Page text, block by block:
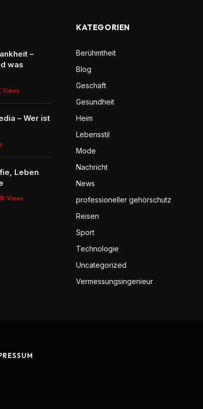
–
was
Views
– Wer ist
Leben
Views
KATEGORIEN
Berühmtheit
Blog
Geschäft
Gesundheit
Heim
Lebensstil
Mode
Nachricht
News
professioneller gehörschutz
Reisen
Sport
Technologie
Uncategorized
Vermessungsingenieur